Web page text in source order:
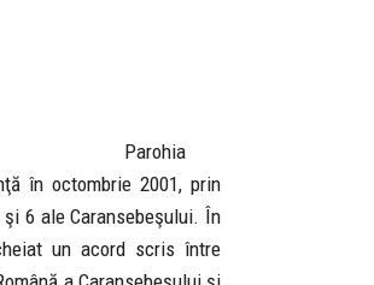
Parohia
în octombrie 2001, prin
6 ale Caransebeşului. În
un acord scris între